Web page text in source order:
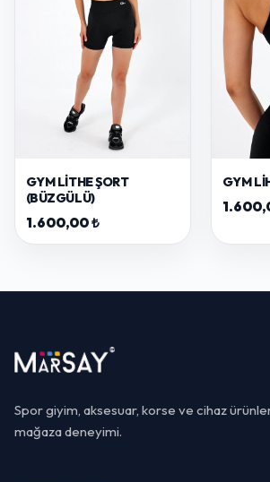
GYM LITHE ŞORT
(BÜZGÜLÜ)
1.600,00 ₺
GYM
Spor giyim, aksesuar, korse ve cihaz
mağaza deneyimi.